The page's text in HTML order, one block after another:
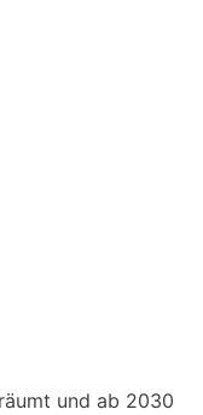
und ab 2030